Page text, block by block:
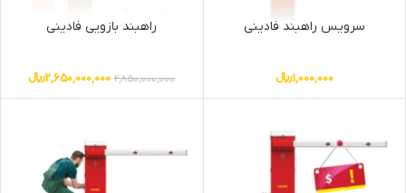
سرویس راهبند فادینی
1,000,000﷼
راهبند بازویی فادینی
2,850,000,000
2,650,000,000﷼